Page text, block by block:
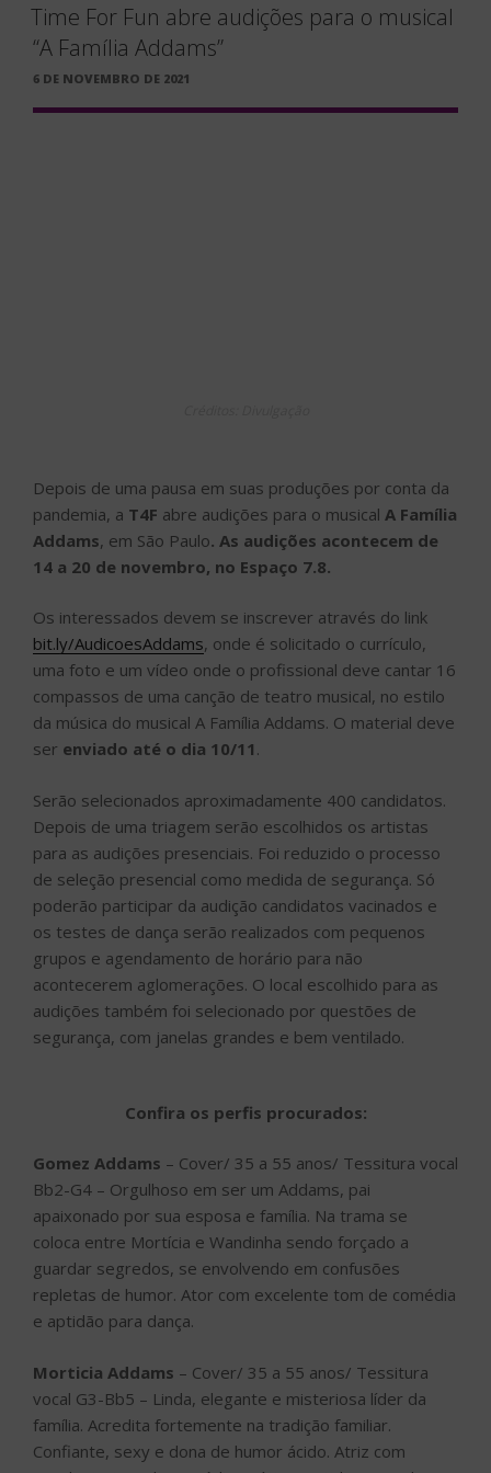
Time For Fun abre audições para o musical
“A Família Addams”
PUBLICADO
6 DE NOVEMBRO DE 2021
Depois de uma pausa em suas produções por conta da
pandemia, a T4F abre audições para o musical A Família
Addams, em São Paulo. As audições acontecem de
14 a 20 de novembro, no Espaço 7.8.
Os interessados devem se inscrever através do link
bit.ly/AudicoesAddams, onde é solicitado o currículo,
uma foto e um vídeo onde o profissional deve cantar 16
compassos de uma canção de teatro musical, no estilo
da música do musical A Família Addams. O material deve
ser enviado até o dia 10/11 .
Serão selecionados aproximadamente 400 candidatos.
Depois de uma triagem serão escolhidos os artistas
para as audições presenciais. Foi reduzido o processo
de seleção presencial como medida de segurança. Só
poderão participar da audição candidatos vacinados e
os testes de dança serão realizados com pequenos
grupos e agendamento de horário para não
acontecerem aglomerações. O local escolhido para as
audições também foi selecionado por questões de
segurança, com janelas grandes e bem ventilado.
Confira os perfis procurados:
Gomez Addams – Cover/ 35 a 55 anos/ Tessitura vocal
Bb2-G4 – Orgulhoso em ser um Addams, pai
apaixonado por sua esposa e família. Na trama se
coloca entre Mortícia e Wandinha sendo forçado a
guardar segredos, se envolvendo em confusões
repletas de humor. Ator com excelente tom de comédia
e aptidão para dança.
Morticia Addams – Cover/ 35 a 55 anos/ Tessitura
vocal G3-Bb5 – Linda, elegante e misteriosa líder da
família. Acredita fortemente na tradição familiar.
Confiante, sexy e dona de humor ácido. Atriz com